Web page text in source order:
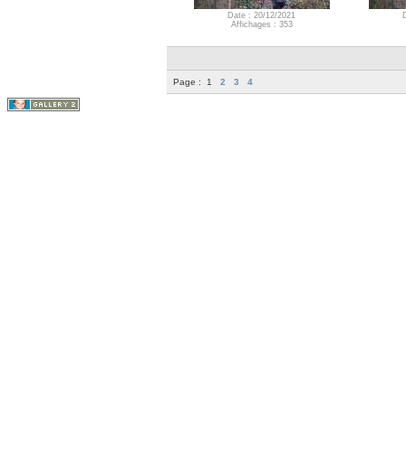
Date : 20/12/2021
Affichages : 353
Page : 1 2 3 4